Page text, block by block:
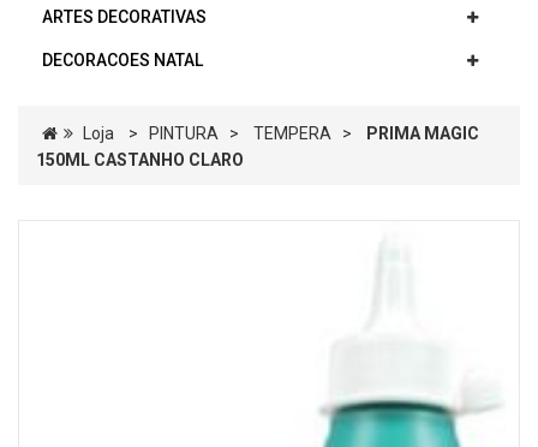
ARTES DECORATIVAS
DECORACOES NATAL
Loja > PINTURA > TEMPERA >
PRIMA MAGIC
150ML CASTANHO CLARO